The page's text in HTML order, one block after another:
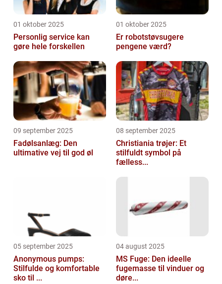
01 oktober 2025
Personlig service kan
gøre hele forskellen
01 oktober 2025
Er robotstøvsugere
pengene værd?
09 september 2025
Fadølsanlæg: Den
ultimative vej til god øl
08 september 2025
Christiania trøjer: Et
stilfuldt symbol på
fælless...
05 september 2025
Anonymous pumps:
Stilfulde og komfortable
sko til ...
04 august 2025
MS Fuge: Den ideelle
fugemasse til vinduer og
døre...